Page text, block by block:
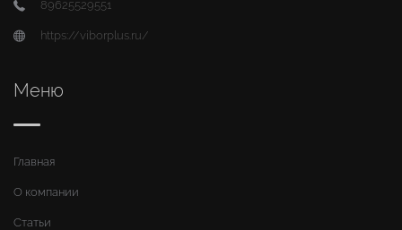
89625529551
https://viborplus.ru/
Меню
Главная
О компании
Статьи